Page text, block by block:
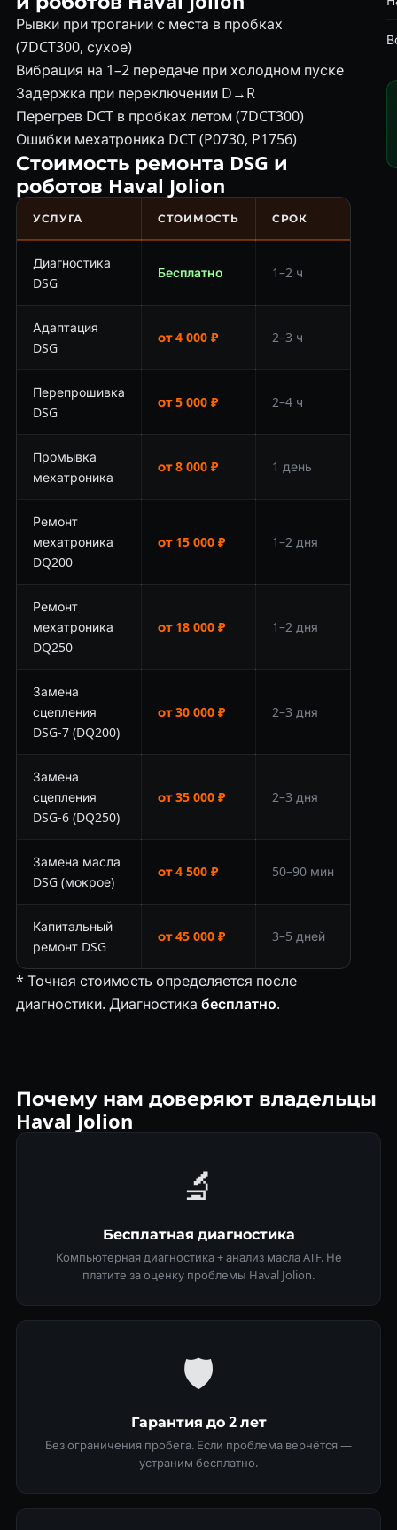
Рывки при трогании с места в пробках
(7DCT300, сухое)
Вибрация на 1–2 передаче при холодном пуске
Задержка при переключении D→R
Перегрев DCT в пробках летом (7DCT300)
Ошибки мехатроника DCT (P0730, P1756)
Стоимость ремонта DSG и
роботов Haval Jolion
УСЛУГА СТОИМОСТЬ СРОК
Диагностика
DSG
Бесплатно 1–2 ч
Адаптация
DSG
от 4 000 ₽ 2–3 ч
Перепрошивка
DSG
от 5 000 ₽ 2–4 ч
Промывка
мехатроника
от 8 000 ₽ 1 день
Ремонт
мехатроника
DQ200
от 15 000 ₽ 1–2 дня
Ремонт
мехатроника
DQ250
от 18 000 ₽ 1–2 дня
Замена
сцепления
DSG-7 (DQ200)
от 30 000 ₽ 2–3 дня
Замена
сцепления
DSG-6 (DQ250)
от 35 000 ₽ 2–3 дня
Замена масла
DSG (мокрое)
от 4 500 ₽ 50–90 мин
Капитальный
ремонт DSG
от 45 000 ₽ 3–5 дней
* Точная стоимость определяется после
диагностики. Диагностика бесплатно.
Почему нам доверяют владельцы
Haval Jolion
🔬
Бесплатная диагностика
Компьютерная диагностика + анализ масла ATF. Не
платите за оценку проблемы Haval Jolion.
🛡
Гарантия до 2 лет
Без ограничения пробега. Если проблема вернётся —
устраним бесплатно.